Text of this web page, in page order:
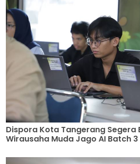
Dispora Kota Tangerang Segera
Wirausaha Muda Jago AI Batch